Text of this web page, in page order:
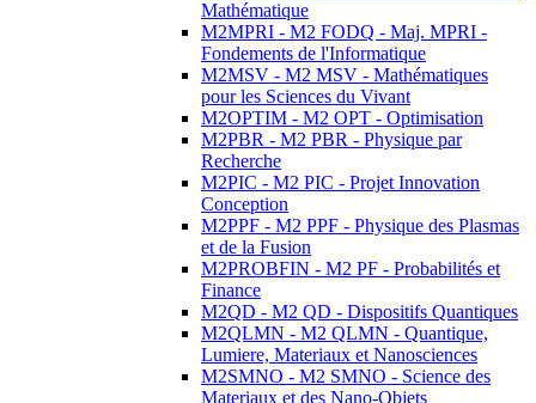
Mathématique
M2MPRI - M2 FODQ - Maj. MPRI -
Fondements de l'Informatique
M2MSV - M2 MSV - Mathématiques
pour les Sciences du Vivant
M2OPTIM - M2 OPT - Optimisation
M2PBR - M2 PBR - Physique par
Recherche
M2PIC - M2 PIC - Projet Innovation
Conception
M2PPF - M2 PPF - Physique des Plasmas
et de la Fusion
M2PROBFIN - M2 PF - Probabilités et
Finance
M2QD - M2 QD - Dispositifs Quantiques
M2QLMN - M2 QLMN - Quantique,
Lumiere, Materiaux et Nanosciences
M2SMNO - M2 SMNO - Science des
Materiaux et des Nano-Objets